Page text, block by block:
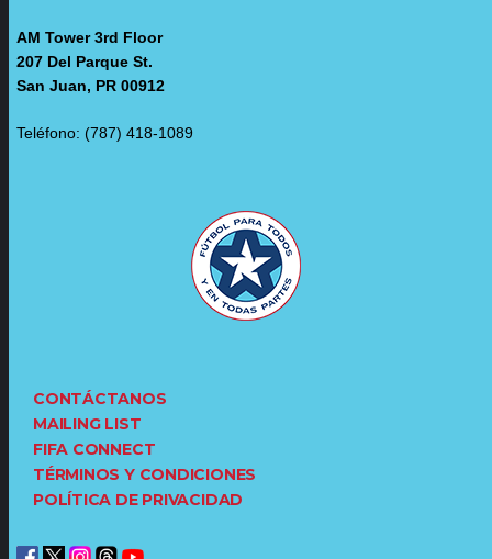
AM Tower 3rd Floor
207 Del Parque St.
San Juan, PR 00912
Teléfono: (787) 418-1089
CONTÁCTANOS
MAILING LIST
FIFA CONNECT
TÉRMINOS Y CONDICIONES
POLÍTICA DE PRIVACIDAD